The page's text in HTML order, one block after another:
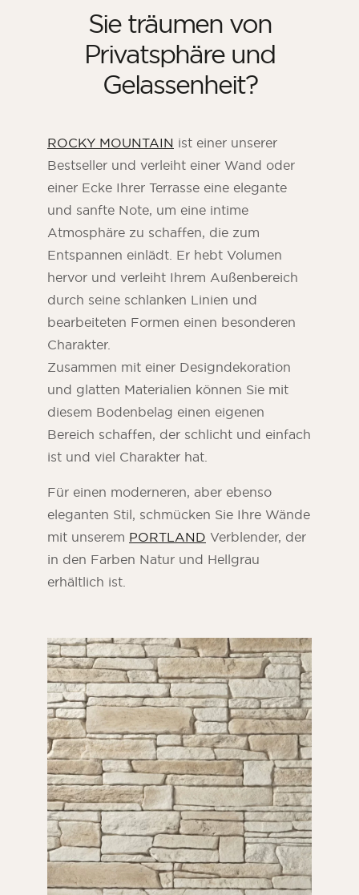
Sie träumen von
Privatsphäre und
Gelassenheit?
ROCKY MOUNTAIN ist einer unserer
Bestseller und verleiht einer Wand oder
einer Ecke Ihrer Terrasse eine elegante
und sanfte Note, um eine intime
Atmosphäre zu schaffen, die zum
Entspannen einlädt. Er hebt Volumen
hervor und verleiht Ihrem Außenbereich
durch seine schlanken Linien und
bearbeiteten Formen einen besonderen
Charakter.
Zusammen mit einer Designdekoration
und glatten Materialien können Sie mit
diesem Bodenbelag einen eigenen
Bereich schaffen, der schlicht und einfach
ist und viel Charakter hat.
Für einen moderneren, aber ebenso
eleganten Stil, schmücken Sie Ihre Wände
mit unserem PORTLAND Verblender, der
in den Farben Natur und Hellgrau
erhältlich ist.